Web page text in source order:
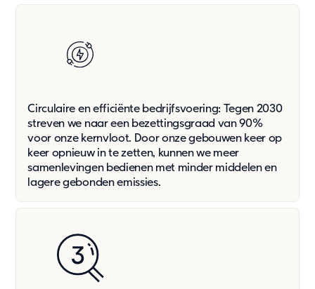
Werken bij
Vacatures
Jouw samenwerkingspartner
Ons doel
Over ons
Service & support
Circulaire en efficiënte bedrijfsvoering: Tegen 2030
streven we naar een bezettingsgraad van 90%
voor onze kernvloot. Door onze gebouwen keer op
keer opnieuw in te zetten, kunnen we meer
samenlevingen bedienen met minder middelen en
lagere gebonden emissies.